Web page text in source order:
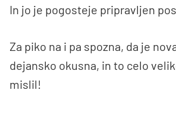
In jo je pogosteje pripravljen
Za piko na i pa spozna, da je
dejansko okusna, in to celo
mislil!